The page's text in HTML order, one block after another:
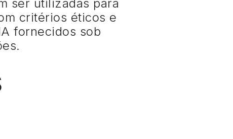
ser utilizadas para
critérios éticos e
fornecidos sob